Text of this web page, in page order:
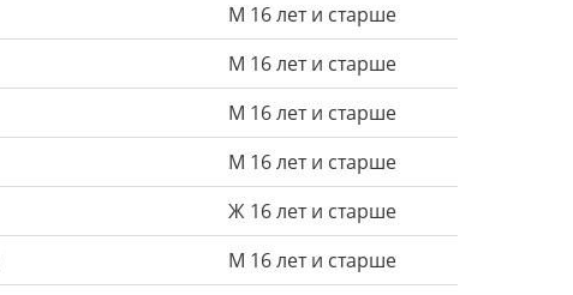
М 16 лет и старше
М 16 лет и старше
М 16 лет и старше
М 16 лет и старше
Ж 16 лет и старше
М 16 лет и старше